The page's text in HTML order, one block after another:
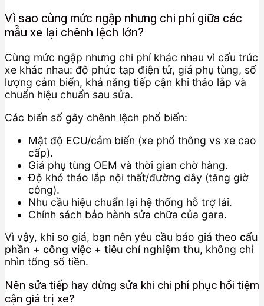
Vì sao cùng mức ngập nhưng chi phí giữa các
mẫu xe lại chênh lệch lớn?
Cùng mức ngập nhưng chi phí khác nhau vì cấu trúc
xe khác nhau: độ phức tạp điện tử, giá phụ tùng, số
lượng cảm biến, khả năng tiếp cận khi tháo lắp và
chuẩn hiệu chuẩn sau sửa.
Các biến số gây chênh lệch phổ biến:
Mật độ ECU/cảm biến (xe phổ thông vs xe cao
cấp).
Giá phụ tùng OEM và thời gian chờ hàng.
Độ khó tháo lắp nội thất/đường dây (tăng giờ
công).
Nhu cầu hiệu chuẩn lại hệ thống hỗ trợ lái.
Chính sách bảo hành sửa chữa của gara.
Vì vậy, khi so giá, bạn nên yêu cầu báo giá theo cấu
phần + công việc + tiêu chí nghiệm thu, không chỉ
nhìn tổng số tiền.
Nên sửa tiếp hay dừng sửa khi chi phí phục hồi tiệm
cận giá trị xe?